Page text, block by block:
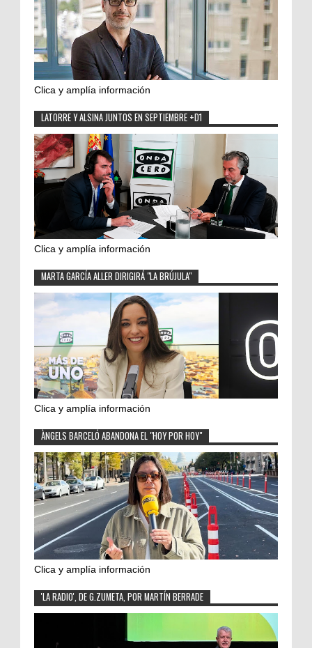
Clica y amplía información
LATORRE Y ALSINA JUNTOS EN SEPTIEMBRE +D1
Clica y amplía información
MARTA GARCÍA ALLER DIRIGIRÁ "LA BRÚJULA"
Clica y amplía información
ÀNGELS BARCELÓ ABANDONA EL "HOY POR HOY"
Clica y amplía información
'LA RADIO', DE G.ZUMETA, POR MARTÍN BERRADE